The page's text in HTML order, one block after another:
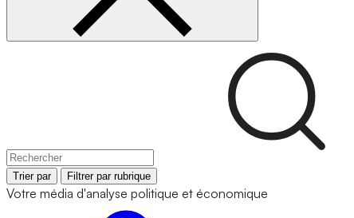
Trier par Filtrer par rubrique
Votre média d'analyse politique et économique